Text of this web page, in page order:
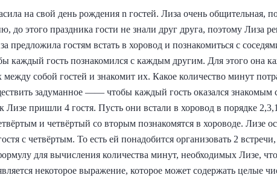
на свой день рождения n гостей. Лиза очень общительная,
до этого праздника гости не знали друг друга, поэтому Лиза
предложила гостям встать в хоровод и познакомиться с
каждый гость познакомился с каждым другим. Для этого она
между собой гостей и знакомит их. Какое количество минут
задуманное —— чтобы каждый гость оказался
Лизе пришли 4 гостя. Пусть они встали в хоровод в порядке
и четвёртый со вторым познакомятся в хороводе. Лизе
с четвёртым. То есть ей понадобится организовать 2
для вычисления количества минут, необходимых Лизе,
некоторое выражение, которое может содержать целые